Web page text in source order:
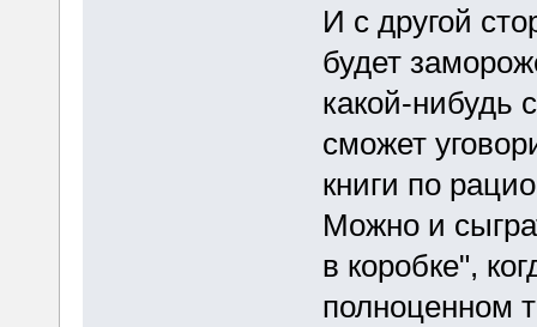
И с другой
будет
какой-нибудь
сможет
книги по
Можно и
в коробке",
полноценном